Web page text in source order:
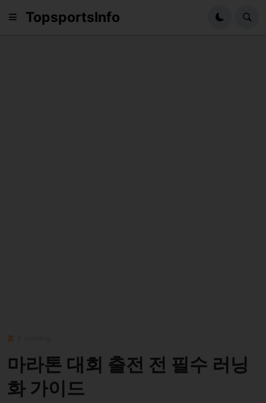
TopsportsInfo
홈
마라톤 대회 출전 전 필수 러닝
화 가이드